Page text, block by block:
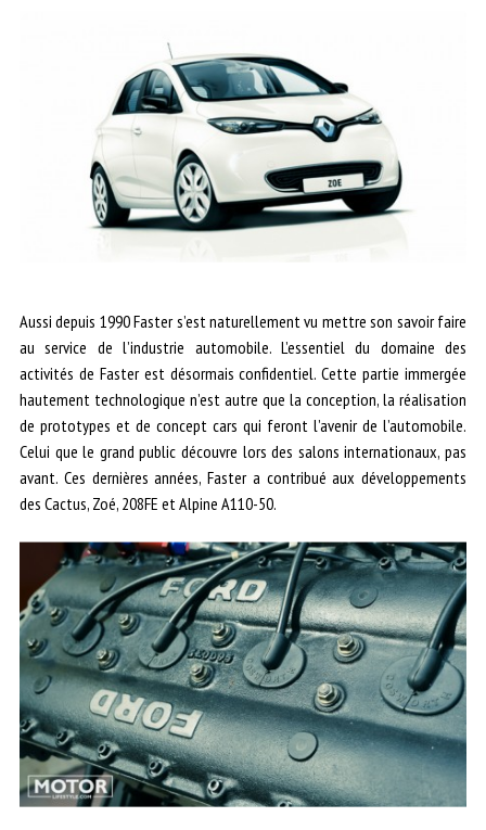
Aussi depuis 1990 Faster s’est naturellement vu mettre son savoir faire
au service de l’industrie automobile. L’essentiel du domaine des
activités de Faster est désormais confidentiel. Cette partie immergée
hautement technologique n’est autre que la conception, la réalisation
de prototypes et de concept cars qui feront l’avenir de l’automobile.
Celui que le grand public découvre lors des salons internationaux, pas
avant. Ces dernières années, Faster a contribué aux développements
des Cactus, Zoé, 208FE et Alpine A110-50.